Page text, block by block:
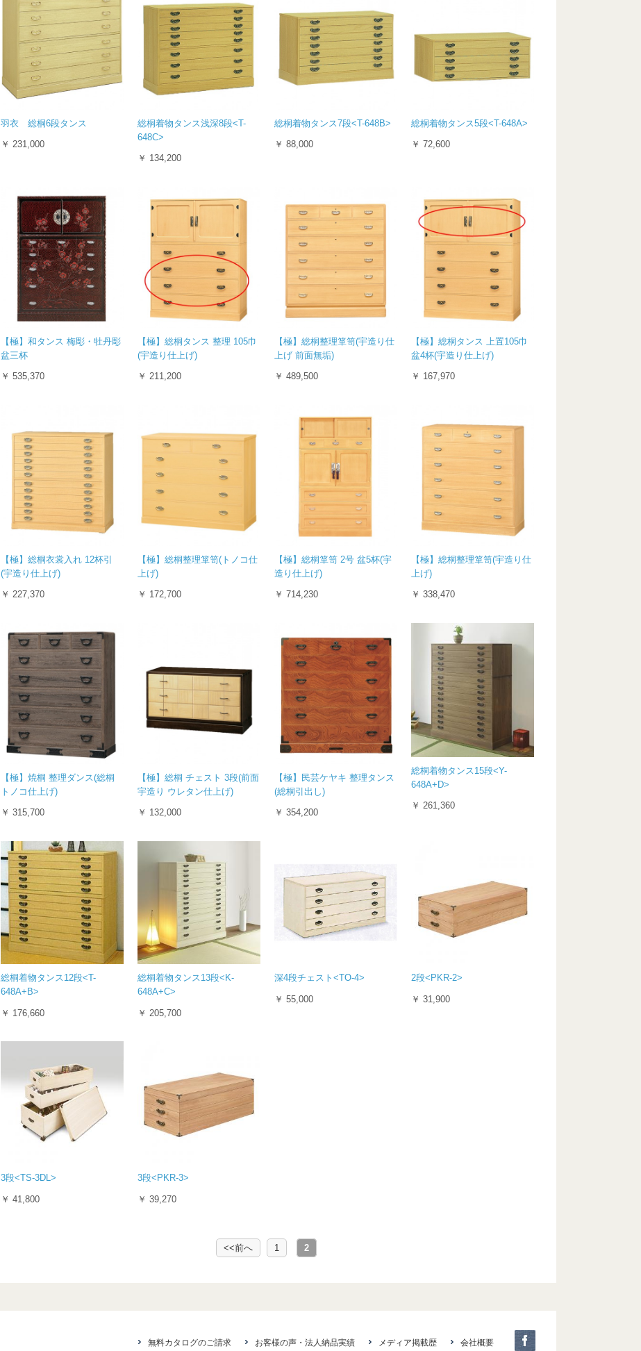
羽衣 総桐6段タンス
￥ 231,000
総桐着物タンス浅深8段<T-
648C>
￥ 134,200
総桐着物タンス7段<T-648B>
￥ 88,000
総桐着物タンス5段<T-648A>
￥ 72,600
【極】和タンス 梅彫・牡丹彫
盆三杯
￥ 535,370
【極】総桐タンス 整理 105巾
(宇造り仕上げ)
￥ 211,200
【極】総桐整理箪笥(宇造り仕
上げ 前面無垢)
￥ 489,500
【極】総桐タンス 上置105巾
盆4杯(宇造り仕上げ)
￥ 167,970
【極】総桐衣裳入れ 12杯引
(宇造り仕上げ)
￥ 227,370
【極】総桐整理箪笥(トノコ仕
上げ)
￥ 172,700
【極】総桐箪笥 2号 盆5杯(宇
造り仕上げ)
￥ 714,230
【極】総桐整理箪笥(宇造り仕
上げ)
￥ 338,470
【極】焼桐 整理ダンス(総桐
トノコ仕上げ)
￥ 315,700
【極】総桐 チェスト 3段(前面
宇造り ウレタン仕上げ)
￥ 132,000
【極】民芸ケヤキ 整理タンス
(総桐引出し)
￥ 354,200
総桐着物タンス15段<Y-
648A+D>
￥ 261,360
総桐着物タンス12段<T-
648A+B>
￥ 176,660
総桐着物タンス13段<K-
648A+C>
￥ 205,700
深4段チェスト<TO-4>
￥ 55,000
2段<PKR-2>
￥ 31,900
3段<TS-3DL>
￥ 41,800
3段<PKR-3>
￥ 39,270
<<前へ 1 2
無料カタログのご請求 お客様の声・法人納品実績 メディア掲載歴 会社概要